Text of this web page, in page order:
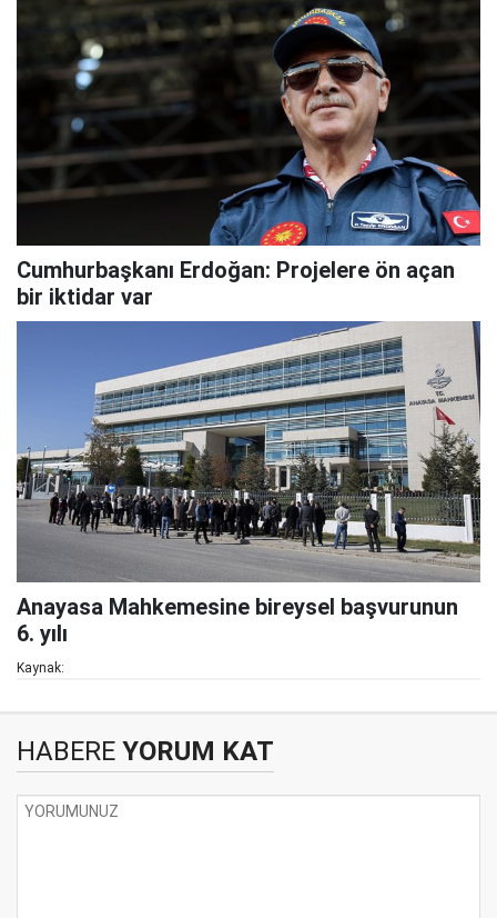
Cumhurbaşkanı Erdoğan: Projelere ön açan
bir iktidar var
Anayasa Mahkemesine bireysel başvurunun
6. yılı
Kaynak:
HABERE YORUM KAT